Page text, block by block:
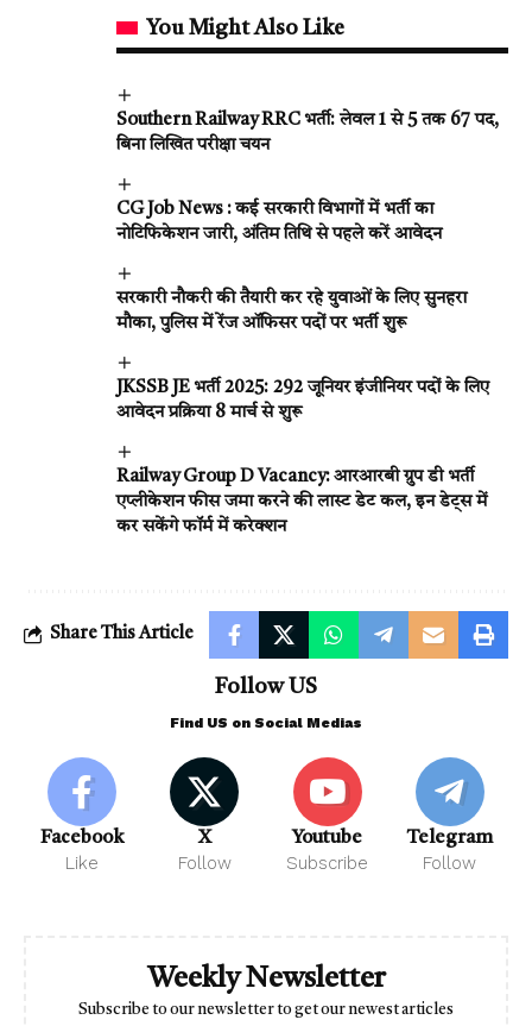
You Might Also Like
Southern Railway RRC भर्ती: लेवल 1 से 5 तक 67 पद,
बिना लिखित परीक्षा चयन
CG Job News : कई सरकारी विभागों में भर्ती का
नोटिफिकेशन जारी, अंतिम तिथि से पहले करें आवेदन
सरकारी नौकरी की तैयारी कर रहे युवाओं के लिए सुनहरा
मौका, पुलिस में रेंज ऑफिसर पदों पर भर्ती शुरू
JKSSB JE भर्ती 2025: 292 जूनियर इंजीनियर पदों के लिए
आवेदन प्रक्रिया 8 मार्च से शुरू
Railway Group D Vacancy: आरआरबी ग्रुप डी भर्ती
एप्लीकेशन फीस जमा करने की लास्ट डेट कल, इन डेट्स में
कर सकेंगे फॉर्म में करेक्शन
Share This Article
Follow US
Find US on Social Medias
Facebook
Like
X
Follow
Youtube
Subscribe
Telegram
Follow
Weekly Newsletter
Subscribe to our newsletter to get our newest articles